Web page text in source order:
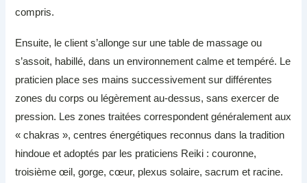
compris.
Ensuite, le client s’allonge sur une table de massage ou
s’assoit, habillé, dans un environnement calme et tempéré. Le
praticien place ses mains successivement sur différentes
zones du corps ou légèrement au-dessus, sans exercer de
pression. Les zones traitées correspondent généralement aux
« chakras », centres énergétiques reconnus dans la tradition
hindoue et adoptés par les praticiens Reiki : couronne,
troisième œil, gorge, cœur, plexus solaire, sacrum et racine.